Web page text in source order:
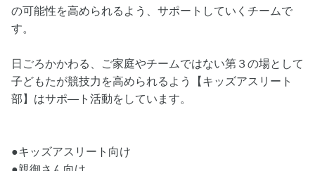
の可能性を高められるよう、サポートしていくチームで
す。
日ごろかかわる、ご家庭やチームではない第３の場として
子どもたが競技力を高められるよう【キッズアスリート
部】はサポ―ト活動をしています。
●キッズアスリート向け